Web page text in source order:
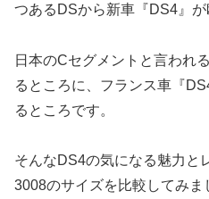
つあるDSから新車『DS4』が
日本のCセグメントと言われ
るところに、フランス車『
るところです。
そんなDS4の気になる魅力と
3008のサイズを比較してみま